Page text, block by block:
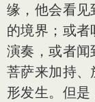
缘，他会看见
的境界；或
演奏，或者闻
菩萨来加持
形发生。但